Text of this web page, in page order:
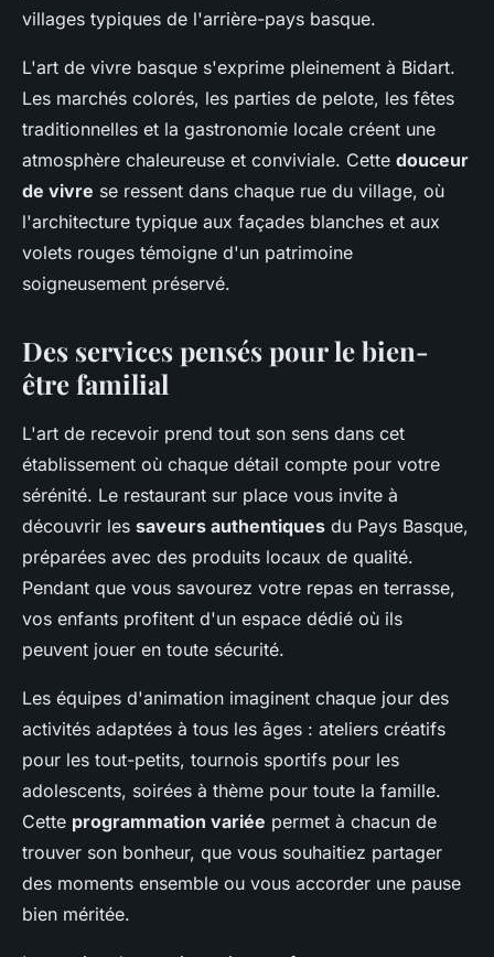
villages typiques de l'arrière-pays basque.
L'art de vivre basque s'exprime pleinement à Bidart.
Les marchés colorés, les parties de pelote, les fêtes
traditionnelles et la gastronomie locale créent une
atmosphère chaleureuse et conviviale. Cette douceur
de vivre se ressent dans chaque rue du village, où
l'architecture typique aux façades blanches et aux
volets rouges témoigne d'un patrimoine
soigneusement préservé.
Des services pensés pour le bien-
être familial
L'art de recevoir prend tout son sens dans cet
établissement où chaque détail compte pour votre
sérénité. Le restaurant sur place vous invite à
découvrir les saveurs authentiques du Pays Basque,
préparées avec des produits locaux de qualité.
Pendant que vous savourez votre repas en terrasse,
vos enfants profitent d'un espace dédié où ils
peuvent jouer en toute sécurité.
Les équipes d'animation imaginent chaque jour des
activités adaptées à tous les âges : ateliers créatifs
pour les tout-petits, tournois sportifs pour les
adolescents, soirées à thème pour toute la famille.
Cette programmation variée permet à chacun de
trouver son bonheur, que vous souhaitiez partager
des moments ensemble ou vous accorder une pause
bien méritée.